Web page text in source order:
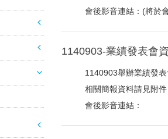
會後影音連結：(將於
1140903-業績發表會
1140903舉辦業績發表
相關簡報資料請見附件
會後影音連結：